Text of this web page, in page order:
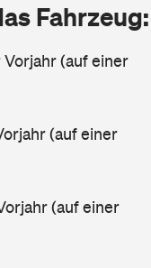
Fahrzeug:
(auf einer
(auf einer
(auf einer